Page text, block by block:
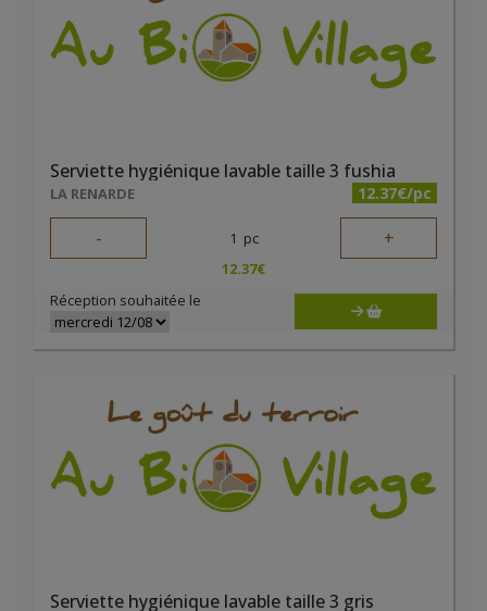
Serviette hygiénique lavable taille 3 fushia
LA RENARDE 12.37€/pc
- 1 pc +
12.37€
Réception souhaitée le
Serviette hygiénique lavable taille 3 gris